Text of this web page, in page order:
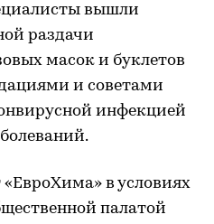
вышли
раздачи
масок и буклетов
и советами
инфекцией
в условиях
палатой